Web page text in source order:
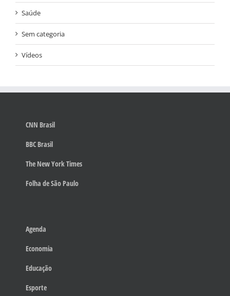
Saúde
Sem categoria
Vídeos
CNN Brasil
BBC Brasil
The New York Times
Folha de São Paulo
Agenda
Economia
Educação
Esporte